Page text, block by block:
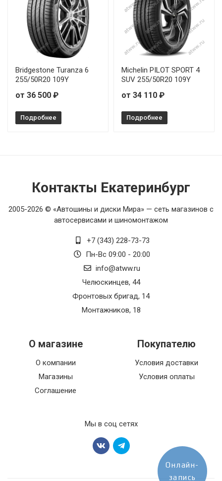
Bridgestone Turanza 6
255/50R20 109Y
от 36 500 ₽
Подробнее
Michelin PILOT SPORT 4
SUV 255/50R20 109Y
от 34 110 ₽
Подробнее
Контакты Екатеринбург
2005-2026 © «Автошины и диски Мира» — сеть магазинов с
автосервисами и шиномонтажом
+7 (343) 228-73-73
Пн-Вс 09:00 - 20:00
info@atww.ru
Челюскинцев, 44
Фронтовых бригад, 14
Монтажников, 18
О магазине
О компании
Магазины
Соглашение
Покупателю
Условия доставки
Условия оплаты
Мы в соц сетях
Онлайн-
запись